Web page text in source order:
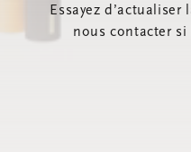
Essayez d’actualiser
nous contacter